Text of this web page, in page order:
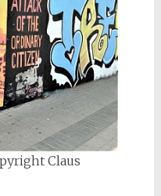
Claus